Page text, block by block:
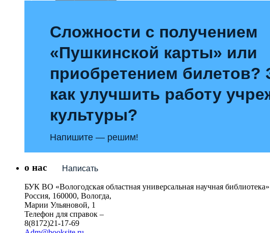
Сложности с получением
«Пушкинской карты» или
приобретением билетов?
как улучшить работу
культуры?
Напишите — решим!
Написать
о нас
БУК ВО «Вологодская областная универсальная научная библиотека»
Россия, 160000, Вологда,
Марии Ульяновой, 1
Телефон для справок –
8(8172)21-17-69